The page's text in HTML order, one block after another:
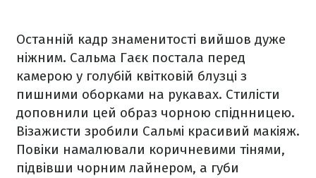
Останній кадр знаменитості вийшов дуже
ніжним. Сальма Гаєк постала перед
камерою у голубій квітковій блузці з
пишними оборками на рукавах. Стилісти
доповнили цей образ чорною спіднницею.
Візажисти зробили Сальмі красивий макіяж.
Повіки намалювали коричневими тінями,
підвівши чорним лайнером, а губи